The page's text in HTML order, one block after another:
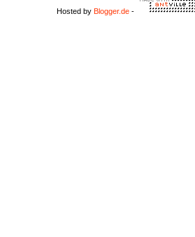
Hosted by Blogger.de -